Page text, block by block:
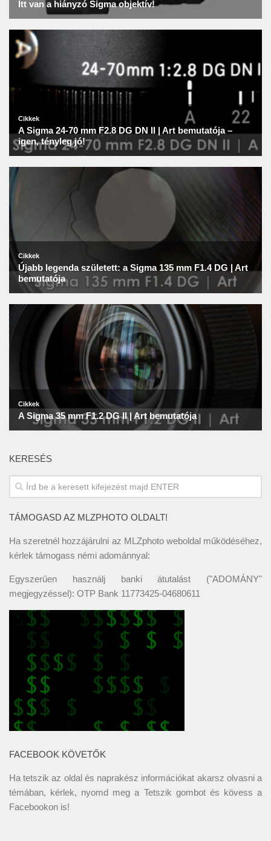
KERESÉS
TÁMOGASD AZ MLZPHOTO OLDALT!
Ha szeretnél hozzájárulni az MLZphoto weboldal működéséhez,
kérlek támogass némi adománnyal:
Egyszerűen használj banki átutalást ("ADOMÁNY"
megjegyzéssel): OTP Bank 11773425-04680611
FACEBOOK KÖVETŐK
Ha tetszik az oldal és naprakész információkat akarsz olvasni a
témában, kérlek, nyomd meg a Tetszik gombot és kövess a
Facebookon is!